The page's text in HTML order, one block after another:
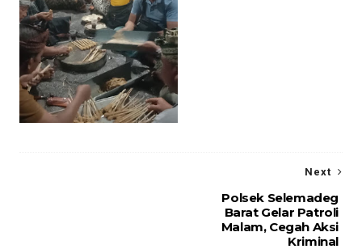
Next
Polsek Selemadeg
Barat Gelar Patroli
Malam, Cegah Aksi
Kriminal